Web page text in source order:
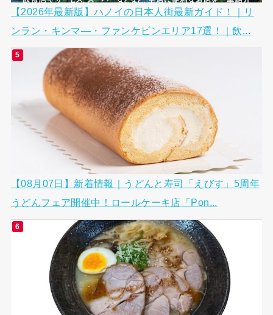
【2026年最新版】ハノイの日本人街最新ガイド！｜リ
ンラン・キンマ―・ファンケビンエリア17選！｜飲...
【08月07日】新着情報｜うどんと寿司「えびす」5周年
うどんフェア開催中！ロールケーキ店「Pon...